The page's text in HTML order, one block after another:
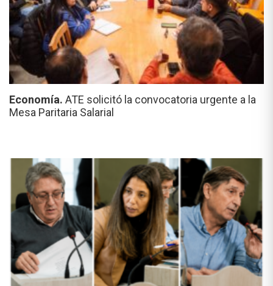
Economía. ATE solicitó la convocatoria urgente a la
Mesa Paritaria Salarial